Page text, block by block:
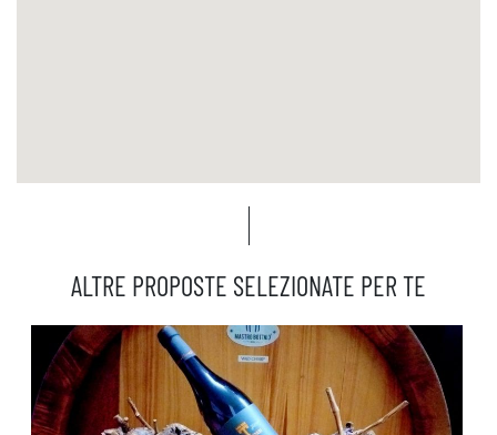
ALTRE PROPOSTE SELEZIONATE PER TE